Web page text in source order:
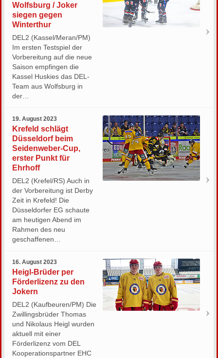
Wolfsburg / Joker
siegen gegen
Winterthur
DEL2 (Kassel/Meran/PM)
Im ersten Testspiel der
Vorbereitung auf die neue
Saison empfingen die
Kassel Huskies das DEL-
Team aus Wolfsburg in
der…
19. August 2023
Krefeld schlägt
Düsseldorf beim
Seidenweber-Cup,
erster Punkt für
Ehrhoff
DEL2 (Krefel/RS) Auch in
der Vorbereitung ist Derby
Zeit in Krefeld! Die
Düsseldorfer EG schaute
am heutigen Abend im
Rahmen des neu
geschaffenen…
16. August 2023
Heigl-Brüder per
Förderlizenz zu den
Jokern
DEL2 (Kaufbeuren/PM) Die
Zwillingsbrüder Thomas
und Nikolaus Heigl wurden
aktuell mit einer
Förderlizenz vom DEL
Kooperationspartner EHC